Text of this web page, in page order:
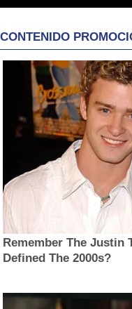
CONTENIDO
Remember The Justin
Defined The 2000s?